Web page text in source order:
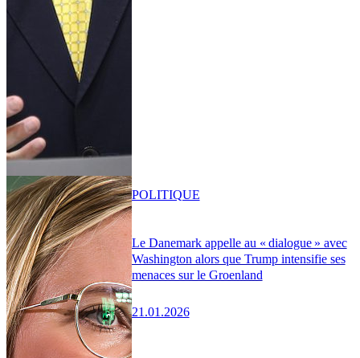
Le Danemark appelle au « dialogue » avec
Washington alors que Trump intensifie ses
menaces sur le Groenland
21.01.2026
POLITIQUE